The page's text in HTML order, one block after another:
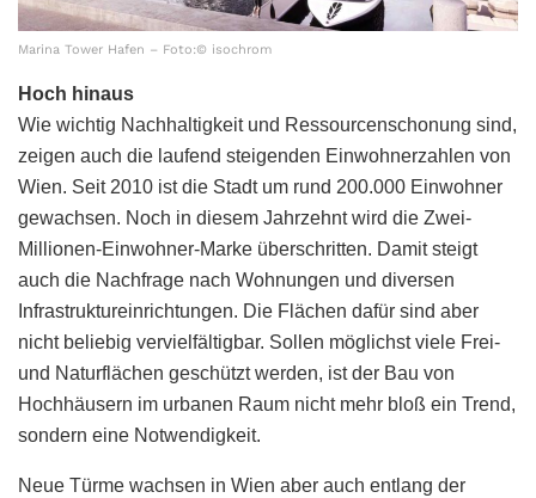
Marina Tower Hafen – Foto:© isochrom
Hoch hinaus
Wie wichtig Nachhaltigkeit und Ressourcenschonung sind,
zeigen auch die laufend steigenden Einwohnerzahlen von
Wien. Seit 2010 ist die Stadt um rund 200.000 Einwohner
gewachsen. Noch in diesem Jahrzehnt wird die Zwei-
Millionen-Einwohner-Marke überschritten. Damit steigt
auch die Nachfrage nach Wohnungen und diversen
Infrastruktureinrichtungen. Die Flächen dafür sind aber
nicht beliebig vervielfältigbar. Sollen möglichst viele Frei-
und Naturflächen geschützt werden, ist der Bau von
Hochhäusern im urbanen Raum nicht mehr bloß ein Trend,
sondern eine Notwendigkeit.
Neue Türme wachsen in Wien aber auch entlang der